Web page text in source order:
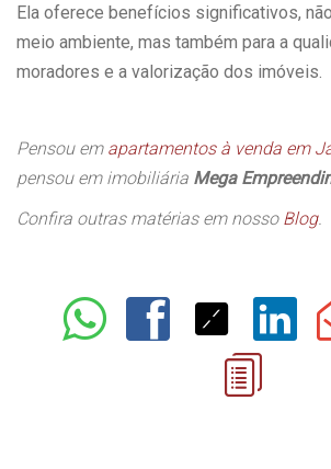
Ela oferece benefícios significativos,
meio ambiente, mas também para a
moradores e a valorização dos imóveis.
Pensou em apartamentos à venda em
pensou em imobiliária Mega
Confira outras matérias em nosso Blog.